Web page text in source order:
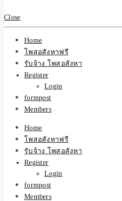
Close
Home
โพสอสังหาฟรี
รับจ้าง โพสอสังหา
Register
Login
formpost
Members
Home
โพสอสังหาฟรี
รับจ้าง โพสอสังหา
Register
Login
formpost
Members